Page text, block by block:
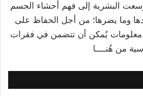
وسعت البشرية إلى فهم أحشاء الجسم
وما يضرها؛ من أجل الحفاظ على
يُمكن أن تتضمن في فقرات
من هُنــــا